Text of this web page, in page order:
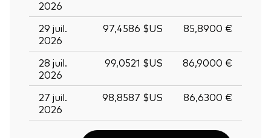
2026
29 juil.
2026
97,4586 $US 85,8900 €
28 juil.
2026
99,0521 $US 86,9000 €
27 juil.
2026
98,8587 $US 86,6300 €